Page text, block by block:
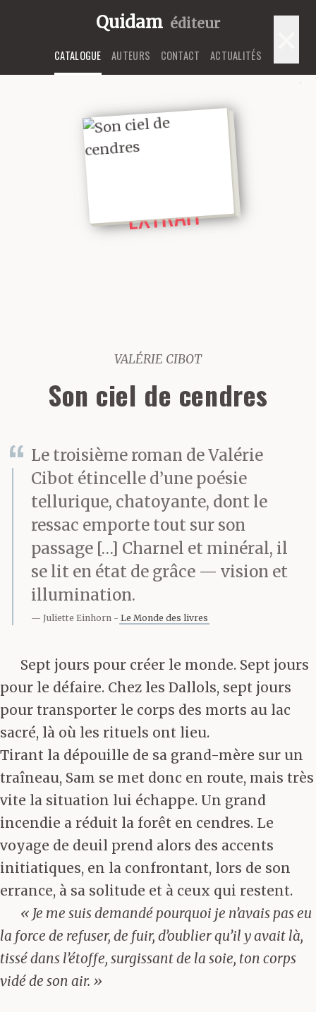
Quidam éditeur
CATALOGUE AUTEURS CONTACT ACTUALITÉS
EXTRAIT
VALÉRIE CIBOT
Son ciel de cendres
Le troisième roman de Valérie
Cibot étincelle d’une poésie
tellurique, chatoyante, dont le
ressac emporte tout sur son
passage […] Charnel et minéral, il
se lit en état de grâce — vision et
illumination.
Juliette Einhorn Le Monde des livres
Sept jours pour créer le monde. Sept jours
pour le défaire. Chez les Dallols, sept jours
pour transporter le corps des morts au lac
sacré, là où les rituels ont lieu.
Tirant la dépouille de sa grand-mère sur un
traîneau, Sam se met donc en route, mais très
vite la situation lui échappe. Un grand
incendie a réduit la forêt en cendres. Le
voyage de deuil prend alors des accents
initiatiques, en la confrontant, lors de son
errance, à sa solitude et à ceux qui restent.
« Je me suis demandé pourquoi je n’avais pas eu
la force de refuser, de fuir, d’oublier qu’il y avait là,
tissé dans l’étoffe, surgissant de la soie, ton corps
vidé de son air. »